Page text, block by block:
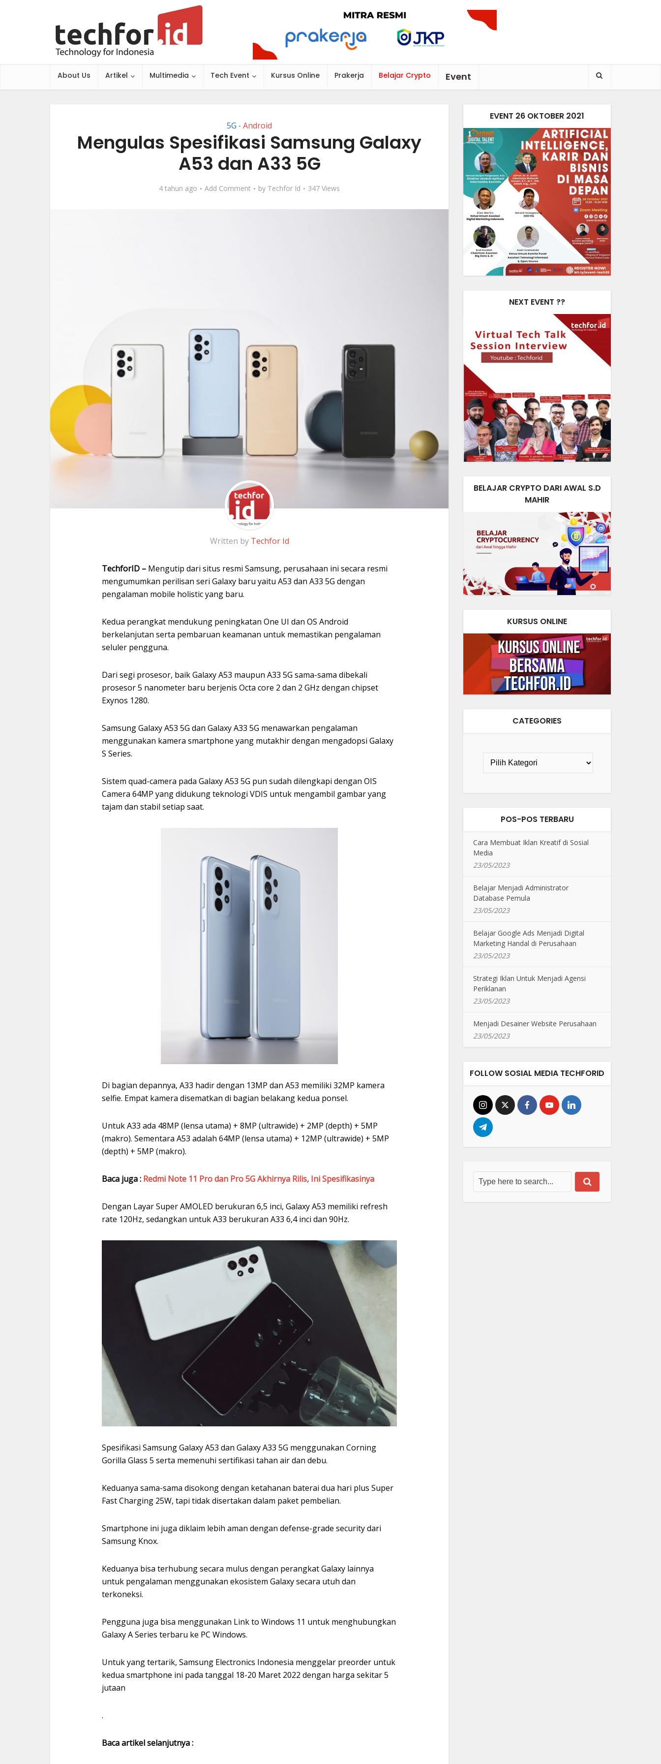
About Us Artikel Multimedia Tech Event Kursus Online Prakerja Belajar Crypto Event
5G • Android
Mengulas Spesifikasi Samsung Galaxy
A53 dan A33 5G
4 tahun ago Add Comment by Techfor Id 347 Views
Written by Techfor Id
TechforID – Mengutip dari situs resmi Samsung, perusahaan ini secara resmi
mengumumkan perilisan seri Galaxy baru yaitu A53 dan A33 5G dengan
pengalaman mobile holistic yang baru.
Kedua perangkat mendukung peningkatan One UI dan OS Android
berkelanjutan serta pembaruan keamanan untuk memastikan pengalaman
seluler pengguna.
Dari segi prosesor, baik Galaxy A53 maupun A33 5G sama-sama dibekali
prosesor 5 nanometer baru berjenis Octa core 2 dan 2 GHz dengan chipset
Exynos 1280.
Samsung Galaxy A53 5G dan Galaxy A33 5G menawarkan pengalaman
menggunakan kamera smartphone yang mutakhir dengan mengadopsi Galaxy
S Series.
Sistem quad-camera pada Galaxy A53 5G pun sudah dilengkapi dengan OIS
Camera 64MP yang didukung teknologi VDIS untuk mengambil gambar yang
tajam dan stabil setiap saat.
Di bagian depannya, A33 hadir dengan 13MP dan A53 memiliki 32MP kamera
selfie. Empat kamera disematkan di bagian belakang kedua ponsel.
Untuk A33 ada 48MP (lensa utama) + 8MP (ultrawide) + 2MP (depth) + 5MP
(makro). Sementara A53 adalah 64MP (lensa utama) + 12MP (ultrawide) + 5MP
(depth) + 5MP (makro).
Baca juga : Redmi Note 11 Pro dan Pro 5G Akhirnya Rilis, Ini Spesifikasinya
Dengan Layar Super AMOLED berukuran 6,5 inci, Galaxy A53 memiliki refresh
rate 120Hz, sedangkan untuk A33 berukuran A33 6,4 inci dan 90Hz.
Spesifikasi Samsung Galaxy A53 dan Galaxy A33 5G menggunakan Corning
Gorilla Glass 5 serta memenuhi sertifikasi tahan air dan debu.
Keduanya sama-sama disokong dengan ketahanan baterai dua hari plus Super
Fast Charging 25W, tapi tidak disertakan dalam paket pembelian.
Smartphone ini juga diklaim lebih aman dengan defense-grade security dari
Samsung Knox.
Keduanya bisa terhubung secara mulus dengan perangkat Galaxy lainnya
untuk pengalaman menggunakan ekosistem Galaxy secara utuh dan
terkoneksi.
Pengguna juga bisa menggunakan Link to Windows 11 untuk menghubungkan
Galaxy A Series terbaru ke PC Windows.
Untuk yang tertarik, Samsung Electronics Indonesia menggelar preorder untuk
kedua smartphone ini pada tanggal 18-20 Maret 2022 dengan harga sekitar 5
jutaan
.
Baca artikel selanjutnya :
EVENT 26 OKTOBER 2021
NEXT EVENT ??
BELAJAR CRYPTO DARI AWAL S.D
MAHIR
KURSUS ONLINE
CATEGORIES
POS-POS TERBARU
Cara Membuat Iklan Kreatif di Sosial
Media
23/05/2023
Belajar Menjadi Administrator
Database Pemula
23/05/2023
Belajar Google Ads Menjadi Digital
Marketing Handal di Perusahaan
23/05/2023
Strategi Iklan Untuk Menjadi Agensi
Periklanan
23/05/2023
Menjadi Desainer Website Perusahaan
23/05/2023
FOLLOW SOSIAL MEDIA TECHFORID